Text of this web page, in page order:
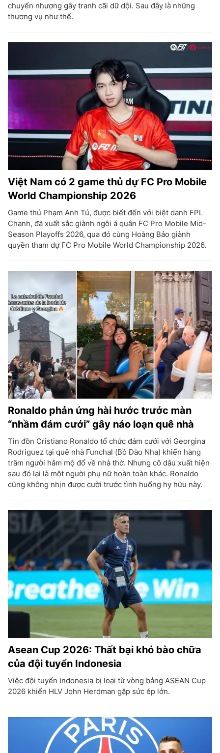
chuyển nhượng gây tranh cãi dữ dội. Sau đây là những
thương vụ như thế.
Việt Nam có 2 game thủ dự FC Pro Mobile
World Championship 2026
Game thủ Phạm Anh Tú, được biết đến với biệt danh FPL
Chanh, đã xuất sắc giành ngôi á quân FC Pro Mobile Mid-
Season Playoffs 2026, qua đó cùng Hoàng Bảo giành
quyền tham dự FC Pro Mobile World Championship 2026.
Ronaldo phản ứng hài hước trước màn
“nhầm đám cưới” gây náo loạn quê nhà
Tin đồn Cristiano Ronaldo tổ chức đám cưới với Georgina
Rodriguez tại quê nhà Funchal (Bồ Đào Nha) khiến hàng
trăm người hâm mộ đổ về nhà thờ. Nhưng cô dâu xuất hiện
sau đó lại là một người phụ nữ hoàn toàn khác. Ronaldo
cũng không nhịn được cười trước tình huống hy hữu này.
Asean Cup 2026: Thất bại khó bào chữa
của đội tuyển Indonesia
Việc đội tuyển Indonesia bị loại từ vòng bảng ASEAN Cup
2026 khiến HLV John Herdman gặp sức ép lớn.